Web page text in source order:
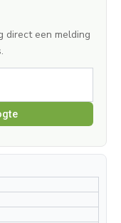
direct een melding